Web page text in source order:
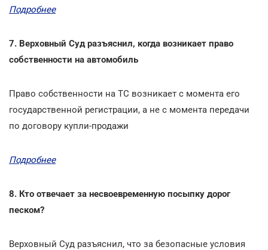
Подробнее
7. Верховный Суд разъяснил, когда возникает право
собственности на автомобиль
Право собственности на ТС возникает с момента его
государственной регистрации, а не с момента передачи
по договору купли-продажи
Подробнее
8. Кто отвечает за несвоевременную посыпку дорог
песком?
Верховный Суд разъяснил, что за безопасные условия